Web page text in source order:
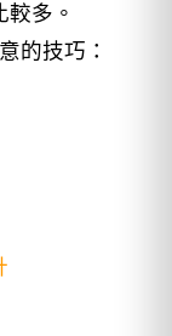
多。
的技巧：